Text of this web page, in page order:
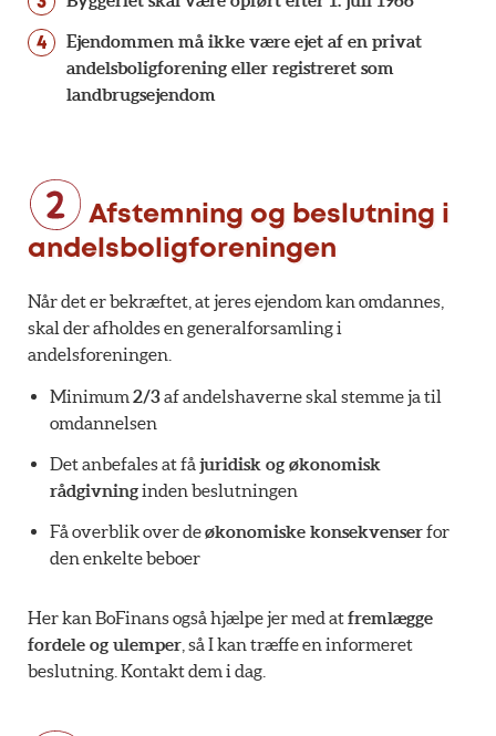
Ejendommen må ikke være ejet af en privat
andelsboligforening eller registreret som
landbrugsejendom
Afstemning og beslutning i
andelsboligforeningen
Når det er bekræftet, at jeres ejendom kan omdannes,
skal der afholdes en generalforsamling i
andelsforeningen.
Minimum 2/3af andelshaverne skal stemme ja til
omdannelsen
Det anbefales at få juridisk og økonomisk
rådgivninginden beslutningen
Få overblik over deøkonomiske konsekvenserfor
den enkelte beboer
Her kan BoFinans også hjælpe jer med atfremlægge
fordele og ulemper , så I kan træffe en informeret
beslutning. Kontakt dem i dag.